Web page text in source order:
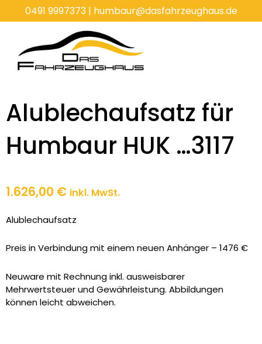
0491 9997373| humbaur@dasfahrzeughaus.de
Alublechaufsatz für
Humbaur HUK …3117
1.626,00 € inkl. MwSt.
Alublechaufsatz
Preis in Verbindung mit einem neuen Anhänger – 1476 €
Neuware mit Rechnung inkl. ausweisbarer
Mehrwertsteuer und Gewährleistung. Abbildungen
können leicht abweichen.